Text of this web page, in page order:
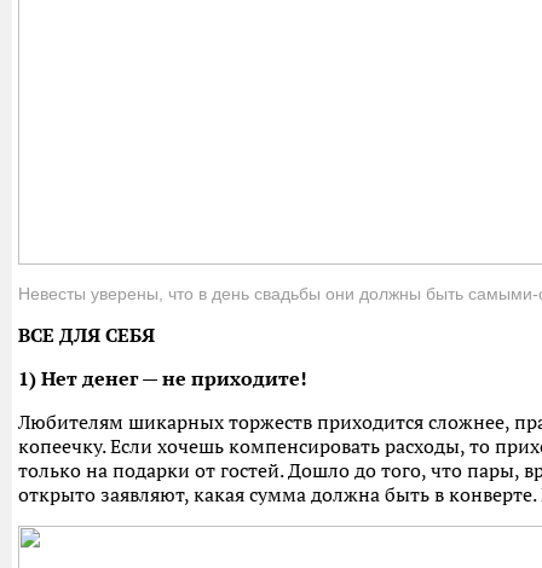
Невесты уверены, что в день свадьбы они должны быть
ВСЕ ДЛЯ СЕБЯ
1) Нет денег — не приходите!
Любителям шикарных торжеств приходится сложнее,
копеечку. Если хочешь компенсировать расходы, то
только на подарки от гостей. Дошло до того, что пары,
открыто заявляют, какая сумма должна быть в